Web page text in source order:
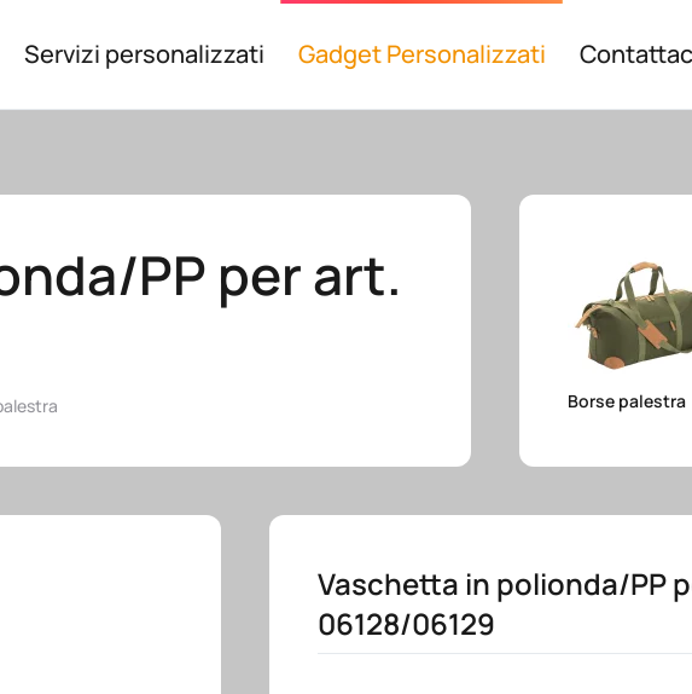
Servizi personalizzati Gadget Personalizzati
PP per art.
Borse palestra
Vaschetta in polionda/PP
06128/06129